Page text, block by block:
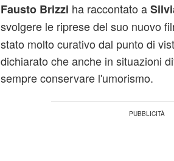
Fausto Brizzi ha raccontato a
svolgere le riprese del suo nuovo
stato molto curativo dal punto di
dichiarato che anche in situazioni
sempre conservare l'umorismo.